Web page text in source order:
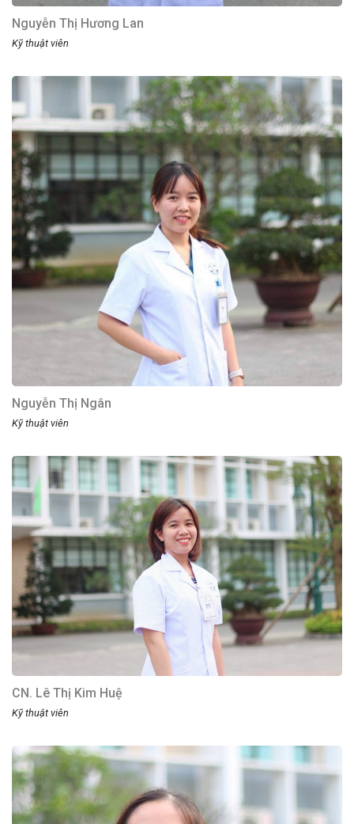
Nguyễn Thị Hương Lan
Kỹ thuật viên
Nguyễn Thị Ngân
Kỹ thuật viên
CN. Lê Thị Kim Huệ
Kỹ thuật viên